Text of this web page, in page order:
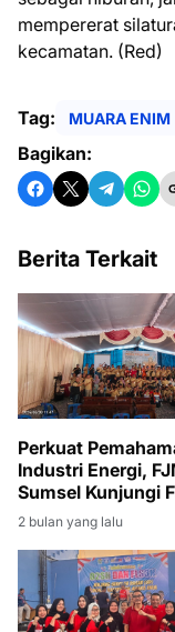
mempererat
kecamatan. (Red)
Tag: MUARA ENIM
Bagikan:
Berita Terkait
Perkuat
Industri Energi,
Sumsel Kunjungi
Produksi Migas di
2 bulan yang lalu